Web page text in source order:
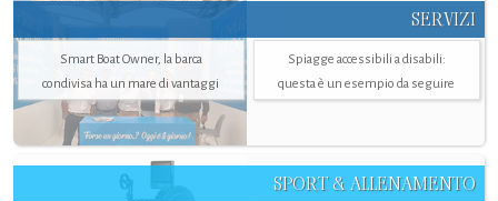
SERVIZI
Smart Boat Owner, la barca
condivisa ha un mare di vantaggi
Spiagge accessibili a disabili:
questa è un esempio da seguire
SPORT & ALLENAMENTO